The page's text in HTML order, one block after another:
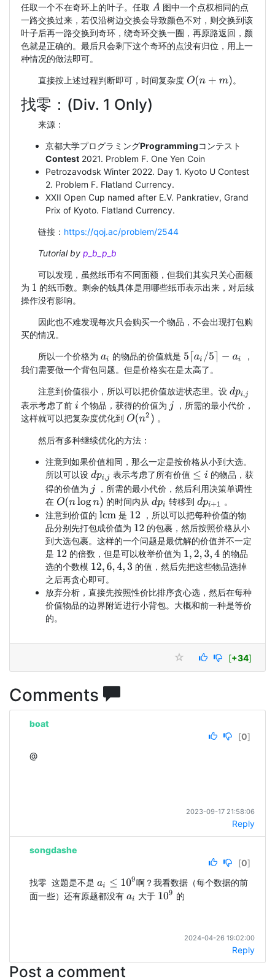
任取一个不在奇环上的叶子。任取 A 图中一个点权相同的点
一路交换过来，若仅沿树边交换会导致颜色不对，则交换到该
叶子后再一路交换到奇环，绕奇环交换一圈，再原路返回，颜
色就是正确的。最后只会剩下这个奇环的点没有归位，用上一
种情况的做法即可。
直接按上述过程判断即可，时间复杂度 O(n+ m) 。
找零：(Div. 1 Only)
来源：
京都大学プログラミングProgrammingコンテスト
Contest2021. Problem F. One Yen Coin
Petrozavodsk Winter 2022. Day 1. Kyoto U Contest
2. Problem F. Flatland Currency.
XXII Open Cup named after E.V. Pankratiev, Grand
Prix of Kyoto. Flatland Currency.
链接： https://qoj.ac/problem/2544
Tutorial by p_b_p_b
可以发现，虽然纸币有不同面额，但我们其实只关心面额
为 1 的纸币数。剩余的钱具体是用哪些纸币表示出来，对后续
操作没有影响。
因此也不难发现每次只会购买一个物品，不会出现打包购
买的情况。
所以一个价格为 ai 的物品的价值就是 5 ai/5⌉− i
，
我们需要做一个背包问题。但是价格实在是太高了。
注意到价值很小，所以可以把价值放进状态里。设 dpi, j
表示考虑了前 i个物品，获得的价值为 j ，所需的最小代价，
这样就可以把复杂度优化到 O(n2) 。
然后有多种继续优化的方法：
注意到如果价值相同，那么一定是按价格从小到大选。
所以可以设 dpi, j 表示考虑了所有价值 ≤i
的物品，获
得的价值为 j ，所需的最小代价，然后利用决策单调性
在 O(nlogn) 的时间内从 dpi 转移到dpi+1 。
注意到价值的 lcm 是 12
，所以可以把每种价值的物
品分别先打包成价值为 12 的包裹，然后按照价格从小
到大选包裹。这样的一个问题是最优解的价值并不一定
是 12 的倍数，但是可以枚举价值为 1,2,3 ,4
的物品
选的个数模 12,6,4,3
的值，然后先把这些物品选掉
之后再贪心即可。
放弃分析，直接先按照性价比排序贪心选，然后在每种
价值物品的边界附近进行小背包。大概和前一种是等价
的。
[+34]
Comments
boat
[0]
@
2023-09-17 21:58:06
Reply
songdashe
[0]
找零  这题是不是 ai≤ 10 9
啊？我看数据（每个数据的前
面一些）还有原题都没有 ai 大于 109 的
2024-04-26 19:02:00
Reply
Post a comment